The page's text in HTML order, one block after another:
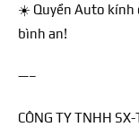
☀️ Quyền Auto kính
bình an!
—–
CÔNG TY TNHH